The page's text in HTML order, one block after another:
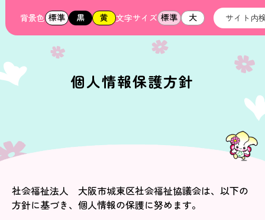
背景色 標準 黒 黄 文字サイズ 標準 大
個人情報保護方針
社会福祉法人 大阪市城東区社会福祉協議会は、以下の
方針に基づき、個人情報の保護に努めます。